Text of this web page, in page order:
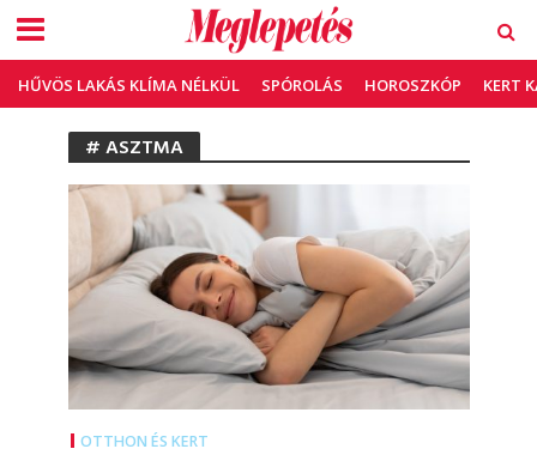
HŰVÖS LAKÁS KLÍMA NÉLKÜL SPÓROLÁS HOROSZKÓP KERT
# ASZTMA
OTTHON ÉS KERT